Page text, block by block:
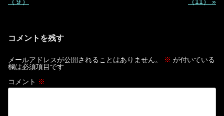
ゲ
ー
シ
ョ
コメントを残す
メールアドレスが公開されることはありません。 ※ が付いている
欄は必須項目です
コメント ※